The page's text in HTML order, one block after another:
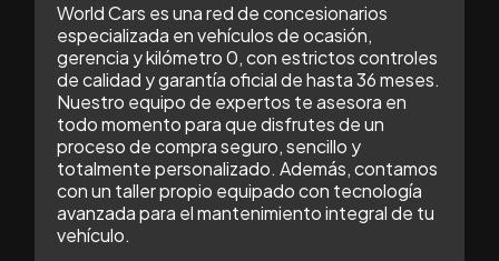
World Cars es una red de concesionarios
especializada en vehículos de ocasión,
gerencia y kilómetro 0, con estrictos controles
de calidad y garantía oficial de hasta 36 meses.
Nuestro equipo de expertos te asesora en
todo momento para que disfrutes de un
proceso de compra seguro, sencillo y
totalmente personalizado. Además, contamos
con un taller propio equipado con tecnología
avanzada para el mantenimiento integral de tu
vehículo.